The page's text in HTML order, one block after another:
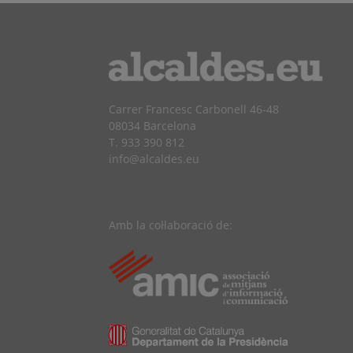
Carrer Francesc Carbonell 46-48
08034 Barcelona
T. 933 390 812
info@alcaldes.eu
Amb la col·laboració de: